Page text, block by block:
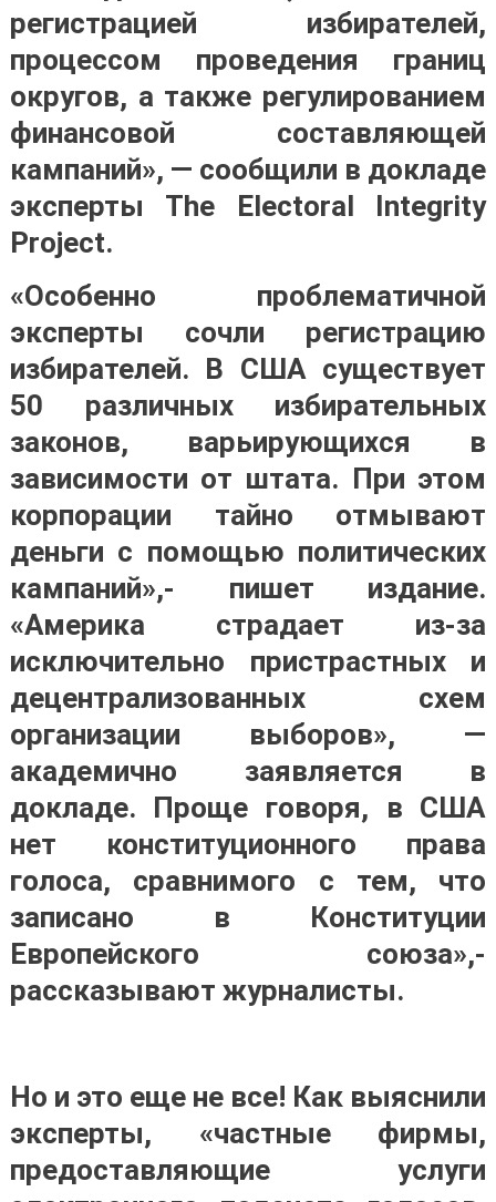
регистрацией избирателей,
процессом проведения границ
округов, а также регулированием
финансовой составляющей
кампаний», — сообщили в докладе
эксперты The Electoral Integrity
Project.
«Особенно проблематичной
эксперты сочли регистрацию
избирателей. В США существует
50 различных избирательных
законов, варьирующихся в
зависимости от штата. При этом
корпорации тайно отмывают
деньги с помощью политических
кампаний»,- пишет издание.
«Америка страдает из-за
исключительно пристрастных и
децентрализованных схем
организации выборов», —
академично заявляется в
докладе. Проще говоря, в США
нет конституционного права
голоса, сравнимого с тем, что
записано в Конституции
Европейского союза»,-
рассказывают журналисты.
Но и это еще не все! Как выяснили
эксперты, «частные фирмы,
предоставляющие услуги